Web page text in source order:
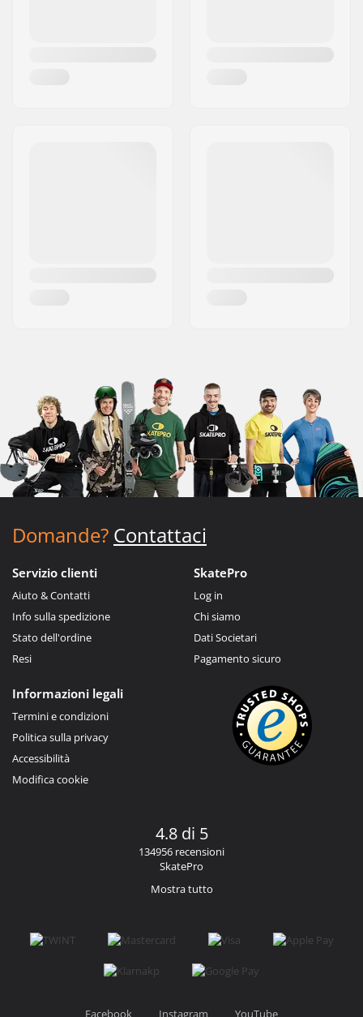
Domande? Contattaci
Servizio clienti
Aiuto & Contatti
Info sulla spedizione
Stato dell'ordine
Resi
SkatePro
Log in
Chi siamo
Dati Societari
Pagamento sicuro
Informazioni legali
Termini e condizioni
Politica sulla privacy
Accessibilità
Modifica cookie
4.8 di 5
134956 recensioni
SkatePro
Mostra tutto
Facebook Instagram YouTube